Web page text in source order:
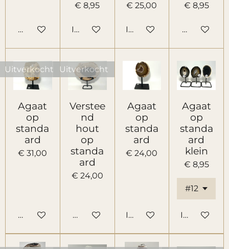
Houd mij op de hoogte
€ 8,95
In winkelwagen
€ 25,00
In winkelwagen
€ 8,95
Houd mij
Uitverkocht
Agaat
op
standa
ard
€ 31,00
Houd mij op de hoogte
Uitverkocht
Verstee
nd
hout
op
standa
ard
€ 24,00
Houd mij op de hoogte
Agaat
op
standa
ard
€ 24,00
In winkelwagen
Agaat
op
standa
ard
klein
€ 8,95
In